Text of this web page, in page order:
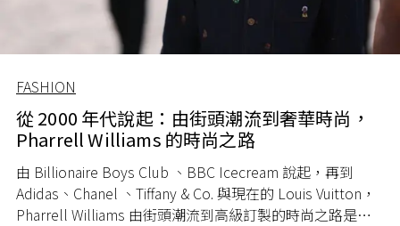
FASHION
從 2000 年代說起：由街頭潮流到奢華時尚，
Pharrell Williams 的時尚之路
由 Billionaire Boys Club 、BBC Icecream 說起，再到
Adidas、Chanel 、Tiffany & Co. 與現在的 Louis Vuitton，
Pharrell Williams 由街頭潮流到高級訂製的時尚之路是如